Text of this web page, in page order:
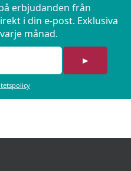
erbjudanden från
i din e-post. Exklusiva
månad.
►